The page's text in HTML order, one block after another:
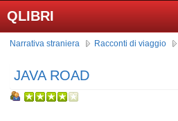
QLIBRI
Narrativa straniera Racconti di viaggio
JAVA ROAD